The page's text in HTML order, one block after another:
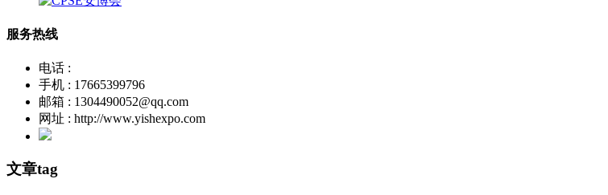
服务热线
电话 :
手机 : 17665399796
邮箱 : 1304490052@qq.com
网址 : http://www.yishexpo.com
文章tag